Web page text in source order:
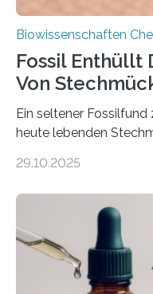
Biowissenschaften
Fossil Enthüllt
Von
Ein seltener
heute lebenden
Forschende die bisher
Region Kachin in
ausgezeichnetem
Art einer neuen
nun den Namen
fossile Nachweis einer
29.10.2025